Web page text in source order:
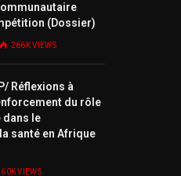
(Dossier)
266KVIEWS
Réflexions à
du rôle
dans le
santé en Afrique
VIEWS